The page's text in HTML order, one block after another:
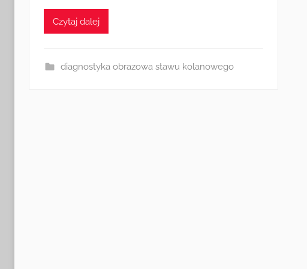
Czytaj dalej
diagnostyka obrazowa stawu kolanowego